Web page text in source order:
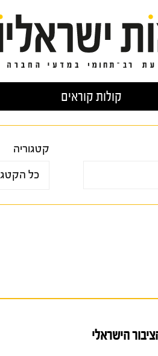
קולות קוראים
קטגוריה
הישראלי